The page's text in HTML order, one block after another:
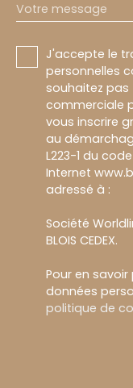
Votre message
J'accepte le
personnelles
souhaitez
commerciale
vous inscrire
au
L223-1 du
Internet
adressé à :
Société
BLOIS CEDEX.
Pour en
données
politique de